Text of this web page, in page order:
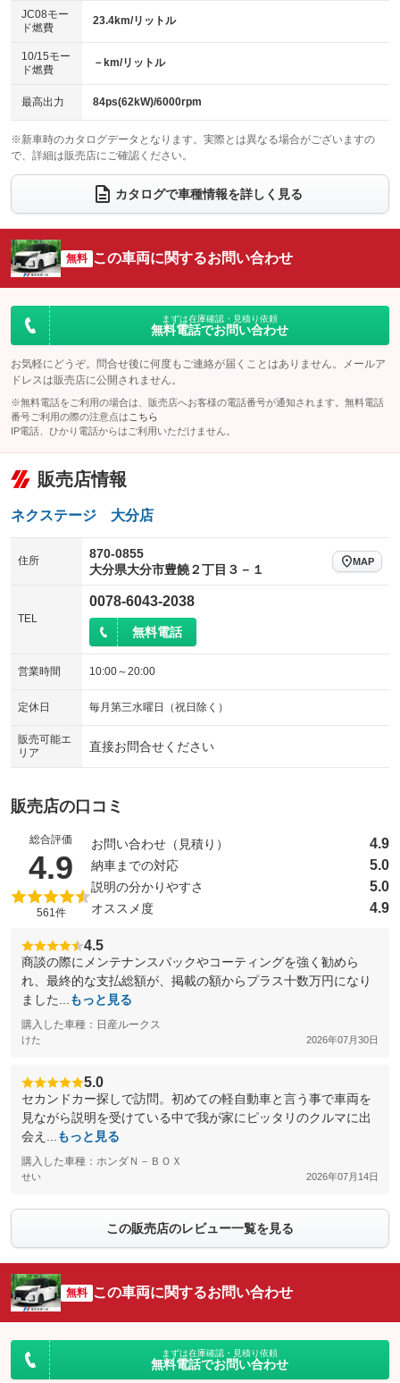
電動格納ミラー
：装備あり
：装備なし
パワーシート
ベンチシート
：装備なし
チップアップシート
：装備なし
：装備なし ：装備なし
ウォークスルー
：装備あり
電動リアゲート フロントカメラ
：装備あり
：装備なし ：装備あり
サイドカメラ
：装備あり ルーフレール
：装備なし
：装備なし
：装備なし
JC08モー
ド燃費
23.4km/リットル
10/15モー
ド燃費
－km/リットル
最高出力 84ps(62kW)/6000rpm
※新車時のカタログデータとなります。実際とは異なる場合がございますの
で、詳細は販売店にご確認ください。
カタログで車種情報を詳しく見る
無料 この車両に関するお問い合わせ
まずは在庫確認・見積り依頼
無料電話でお問い合わせ
お気軽にどうぞ。問合せ後に何度もご連絡が届くことはありません。メールア
ドレスは販売店に公開されません。
※無料電話をご利用の場合は、販売店へお客様の電話番号が通知されます。無料電話
番号ご利用の際の注意点は こちら
IP電話、ひかり電話からはご利用いただけません。
販売店情報
ネクステージ 大分店
住所
870-0855
大分県大分市豊饒２丁目３－１
MAP
TEL
0078-6043-2038
無料電話
営業時間 10:00～20:00
定休日 毎月第三水曜日（祝日除く）
販売可能エ
リア
直接お問合せください
販売店の口コミ
総合評価
4.9 （5点満点中）
561件
お問い合わせ（見積り） 4.9
納車までの対応 5.0
説明の分かりやすさ 5.0
オススメ度 4.9
4.5
商談の際にメンテナンスパックやコーティングを強く勧めら
れ、最終的な支払総額が、掲載の額からプラス十数万円になり
ました...
もっと見る
購入した車種：日産ルークス
けた 2026年07月30日
5.0
セカンドカー探しで訪問。初めての軽自動車と言う事で車両を
見ながら説明を受けている中で我が家にピッタリのクルマに出
会え...
もっと見る
購入した車種：ホンダＮ－ＢＯＸ
せい 2026年07月14日
この販売店のレビュー一覧を見る
無料 この車両に関するお問い合わせ
まずは在庫確認・見積り依頼
無料電話でお問い合わせ